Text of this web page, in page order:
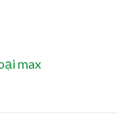
max